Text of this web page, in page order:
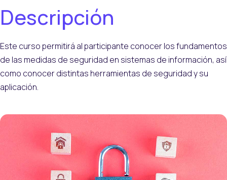
Descripción
Este curso permitirá al participante conocer los fundamentos
de las medidas de seguridad en sistemas de información, así
como conocer distintas herramientas de seguridad y su
aplicación.